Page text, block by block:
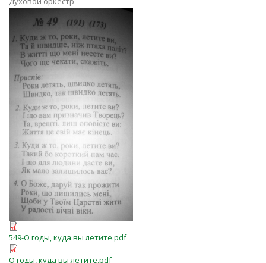
Куди ж то роки летите ви.jpg
549-О годы, куда вы летите.pdf
549-О годы, куда вы летите.pdf
О годы, куда вы летите.pdf
О годы, куда вы летите.pdf